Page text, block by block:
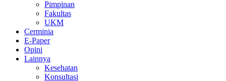
Pimpinan
Fakultas
UKM
Cerminia
E-Paper
Opini
Lainnya
Kesehatan
Konsultasi